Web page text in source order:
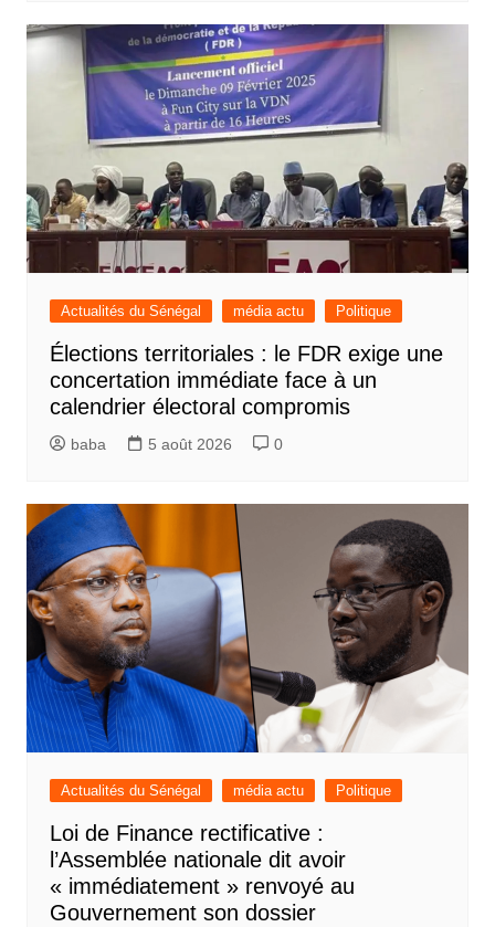
Actualités du Sénégal média actu Politique
Élections territoriales : le FDR exige une
concertation immédiate face à un
calendrier électoral compromis
baba 5 août 2026 0
Actualités du Sénégal média actu Politique
Loi de Finance rectificative :
l’Assemblée nationale dit avoir
« immédiatement » renvoyé au
Gouvernement son dossier